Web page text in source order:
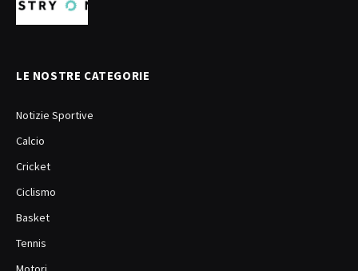
LE NOSTRE CATEGORIE
Notizie Sportive
Calcio
Cricket
Ciclismo
Basket
Tennis